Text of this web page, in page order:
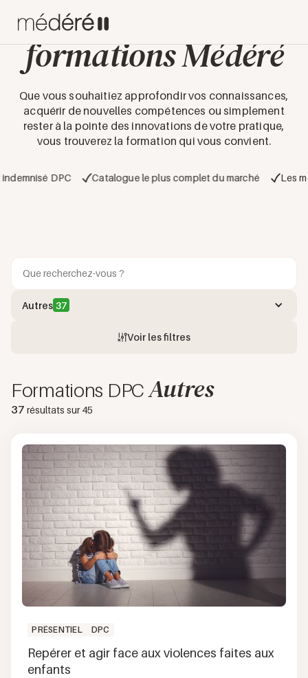
Découvrez les
formations Médéré
Que vous souhaitiez approfondir vos connaissances,
acquérir de nouvelles compétences ou simplement
rester à la pointe des innovations de votre pratique,
vous trouverez la formation qui vous convient.
DPC Catalogue le plus complet du marché Les
Autres 37
Voir les filtres
Formations DPC Autres
37 résultats sur45
PRÉSENTIEL DPC
Repérer et agir face aux violences faites aux
enfants